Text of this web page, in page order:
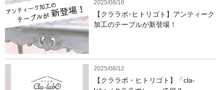
2025/08/16
【クララボ･ヒトリゴト】アンティーク
加工のテーブルが新登場！
2025/08/12
【クララボ・ヒトリゴト】「cla-